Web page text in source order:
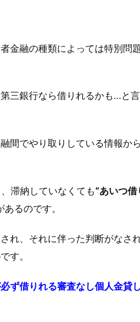
金融の種類によっては特別問題
三銀行なら借りれるかも…と
間でやり取りしている情報か
滞納していなくても“あいつ借
るのです。
れ、それに伴った判断がなされ
す。
ず借りれる審査なし個人金貸し